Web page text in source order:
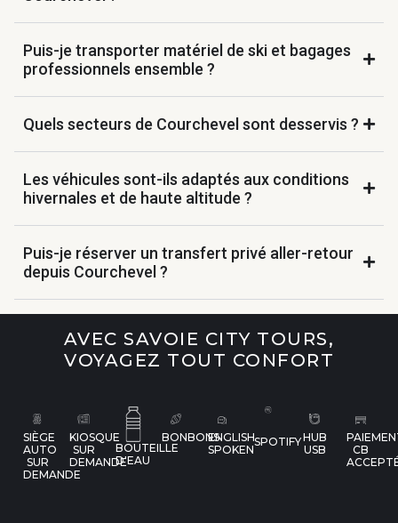
Puis-je transporter matériel de ski et bagages
professionnels ensemble ?
Quels secteurs de Courchevel sont desservis ?
Les véhicules sont-ils adaptés aux conditions
hivernales et de haute altitude ?
Puis-je réserver un transfert privé aller-retour
depuis Courchevel ?
AVEC SAVOIE CITY TOURS,
VOYAGEZ TOUT CONFORT
SIÈGE
AUTO
SUR
DEMANDE
KIOSQUE
SUR
DEMANDE
BOUTEILLE
D'EAU
BONBONSENGLISH
SPOKEN
SPOTIFYHUB
USB
CB